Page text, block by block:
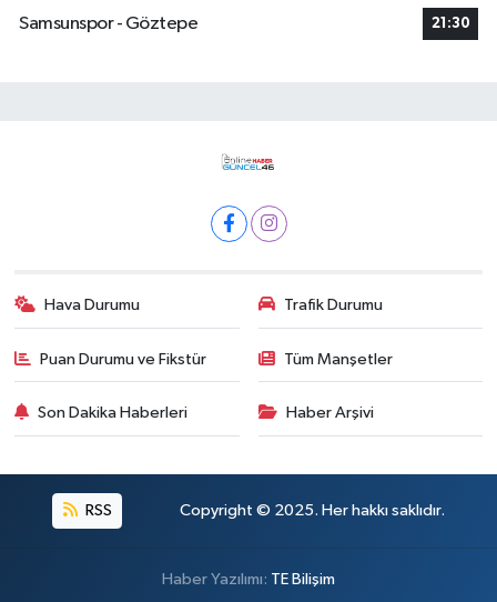
Samsunspor - Göztepe
21:30
Hava Durumu Trafik Durumu
Puan Durumu ve Fikstür Tüm Manşetler
Son Dakika Haberleri Haber Arşivi
RSS Copyright © 2025. Her hakkı saklıdır.
Haber Yazılımı: TE Bilişim